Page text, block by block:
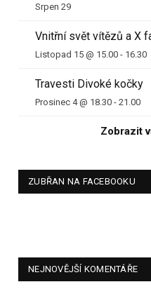
Srpen 29
Vnitřní svět vítězů a X
Listopad 15 @ 15.00 - 16.30
Travesti Divoké kočky
Prosinec 4 @ 18.30 - 21.00
Zobrazit
ZUBŘAN NA FACEBOOKU
NEJNOVĚJŠÍ KOMENTÁŘE